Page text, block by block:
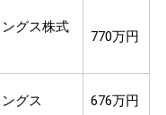
グス株式
770万円
グス 676万円